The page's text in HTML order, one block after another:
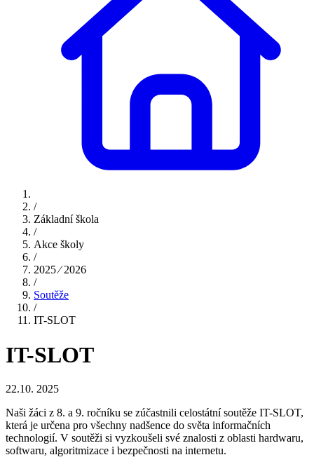
/
Základní škola
/
Akce školy
/
2025 ⁄ 2026
/
Soutěže
/
IT-SLOT
IT-SLOT
22.10. 2025
Naši žáci z 8. a 9. ročníku se zúčastnili celostátní soutěže IT-SLOT,
která je určena pro všechny nadšence do světa informačních
technologií. V soutěži si vyzkoušeli své znalosti z oblasti hardwaru,
softwaru, algoritmizace i bezpečnosti na internetu.